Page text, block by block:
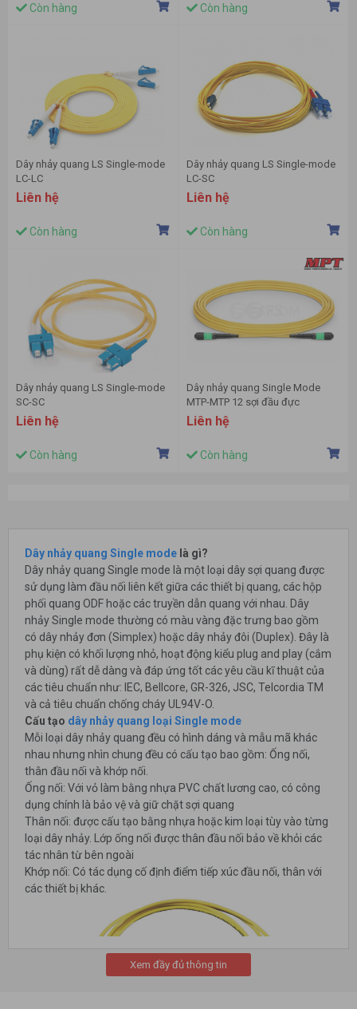
Còn hàng Còn hàng
Dây nhảy quang LS Single-mode
LC-LC
Liên hệ
Còn hàng
Dây nhảy quang LS Single-mode
LC-SC
Liên hệ
Còn hàng
Dây nhảy quang LS Single-mode
SC-SC
Liên hệ
Còn hàng
Dây nhảy quang Single Mode
MTP-MTP 12 sợi đầu đực
Liên hệ
Còn hàng
Dây nhảy quang Single mode là gì?
Dây nhảy quang Single mode là một loại dây sợi quang được
sử dụng làm đầu nối liên kết giữa các thiết bị quang, các hộp
phối quang ODF hoặc các truyền dẫn quang với nhau. Dây
nhảy Single mode thường có màu vàng đặc trưng bao gồm
có dây nhảy đơn (Simplex) hoặc dây nhảy đôi (Duplex). Đây là
phụ kiện có khối lượng nhỏ, hoạt động kiểu plug and play (cắm
và dùng) rất dễ dàng và đáp ứng tốt các yêu cầu kĩ thuật của
các tiêu chuẩn như: IEC, Bellcore, GR-326, JSC, Telcordia TM
và cả tiêu chuẩn chống cháy UL94V-O.
Cấu tạo dây nhảy quang loại Single mode
Mỗi loại dây nhảy quang đều có hình dáng và mẫu mã khác
nhau nhưng nhìn chung đều có cấu tạo bao gồm: Ống nối,
thân đầu nối và khớp nối.
Ống nối: Với vỏ làm bằng nhựa PVC chất lương cao, có công
dụng chính là bảo vệ và giữ chặt sợi quang
Thân nối: được cấu tạo bằng nhựa hoặc kim loại tùy vào từng
loại dây nhảy. Lớp ống nối được thân đầu nối bảo về khỏi các
tác nhân từ bên ngoài
Khớp nối: Có tác dụng cố định điểm tiếp xúc đầu nối, thân với
các thiết bị khác.
Xem đầy đủ thông tin